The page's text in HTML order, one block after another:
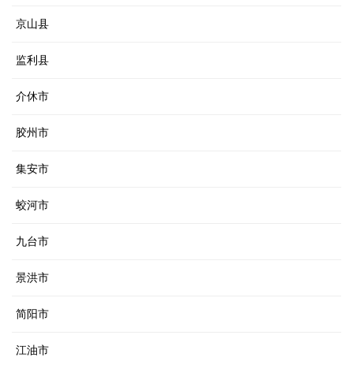
京山县
监利县
介休市
胶州市
集安市
蛟河市
九台市
景洪市
简阳市
江油市